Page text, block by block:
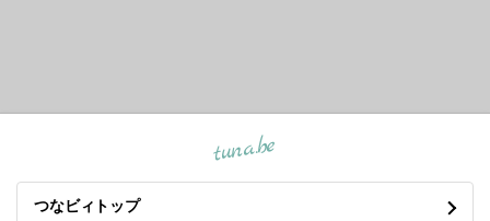
tuna.be
つなビィトップ